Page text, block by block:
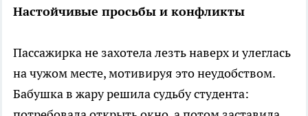
Настойчивые просьбы и конфликты
Пассажирка не захотела лезть наверх и улеглась
на чужом месте, мотивируя это неудобством.
Бабушка в жару решила судьбу студента: